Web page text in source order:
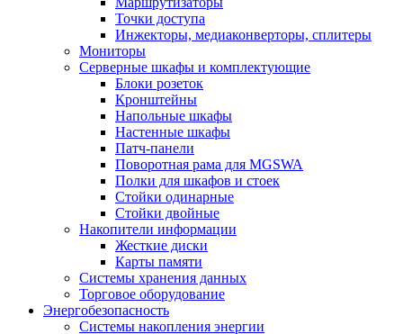
Точки доступа
Инжекторы, медиаконверторы, сплитеры
Мониторы
Серверные шкафы и комплектующие
Блоки розеток
Кронштейны
Напольные шкафы
Настенные шкафы
Патч-панели
Поворотная рама для MGSWA
Полки для шкафов и стоек
Стойки одинарные
Стойки двойные
Накопители информации
Жесткие диски
Карты памяти
Системы хранения данных
Торговое оборудование
Энергобезопасность
Системы накопления энергии